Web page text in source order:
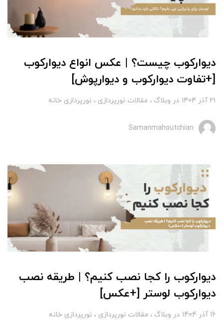
دیوارکوب چیست؟ | عکس انواع دیوارکوب
[+تفاوت دیوارکوب و دیوارپوش]
21 آذر 1404 در وبلاگ مقالات نورپردازی نورپردازی خانه
Samanmahoutchian
دیوارکوب را کجا نصب کنیم؟ | طريقه نصب
ديواركوب لوستر [+عکس]
16 آذر 1404 در وبلاگ مقالات نورپردازی نورپردازی خانه